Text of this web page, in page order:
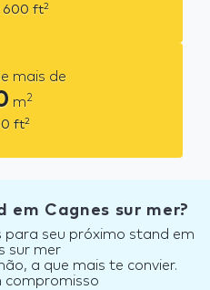
600 ft2
mais de
m2
ft2
em Cagnes sur mer?
seu próximo stand em
sur mer
a que mais te convier.
compromisso